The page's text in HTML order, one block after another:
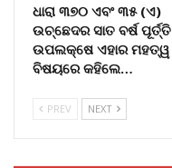
ଧାରା ୩୭୦ ଏବଂ ୩୫ (ଏ)
ଉଚ୍ଛେଦର ସାତ ବର୍ଷ ପୂର୍ତ୍ତି
ଉପଲକ୍ଷେ ଏହାର ମହତ୍ୱ
ବିଷୟରେ କହିଲେ…
PREV NEXT